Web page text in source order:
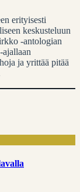
erityisesti
keskusteluun
-antologian
ja yrittää pitää